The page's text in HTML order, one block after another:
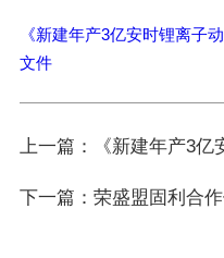
《新建年产3亿安时锂离子
文件
下一篇：荣盛盟固利合